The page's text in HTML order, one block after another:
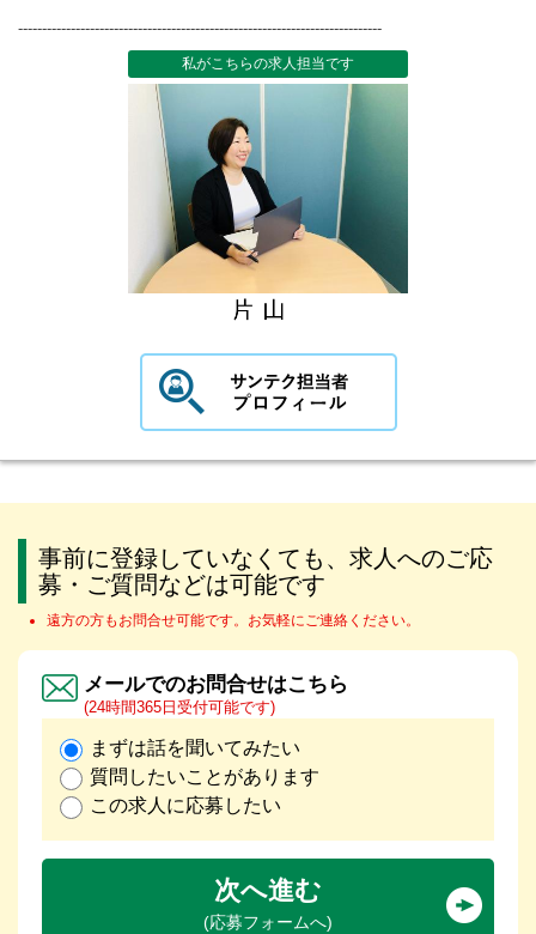
----------------------------------------------------------------------------
私がこちらの求人担当です
事前に登録していなくても、求人へのご応
募・ご質問などは可能です
遠方の方もお問合せ可能です。お気軽にご連絡ください。
メールでのお問合せはこちら
(24時間365日受付可能です)
まずは話を聞いてみたい
質問したいことがあります
この求人に応募したい
次へ進む
(応募フォームへ)